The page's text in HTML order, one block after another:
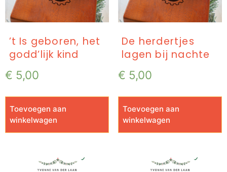
’t Is geboren, het
godd’lijk kind
€ 5,00
Toevoegen aan
winkelwagen
De herdertjes
lagen bij nachte
€ 5,00
Toevoegen aan
winkelwagen